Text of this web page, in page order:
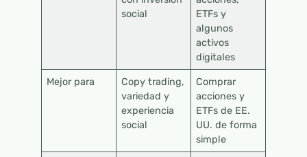
social
ETFs y
algunos
activos
digitales
Mejor para
Copy trading,
variedad y
experiencia
social
Comprar
acciones y
ETFs de EE.
UU. de forma
simple